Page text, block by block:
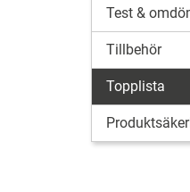
Test &
Tillbehör
Topplista